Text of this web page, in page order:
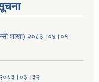
शाखा) २०८३।०४।०१
२०८३।०३।३२